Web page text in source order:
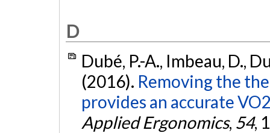
D
Dubé, P.-A., Imbeau, D.,
(2016). Removing the
provides an accurate
Applied Ergonomics, 54,